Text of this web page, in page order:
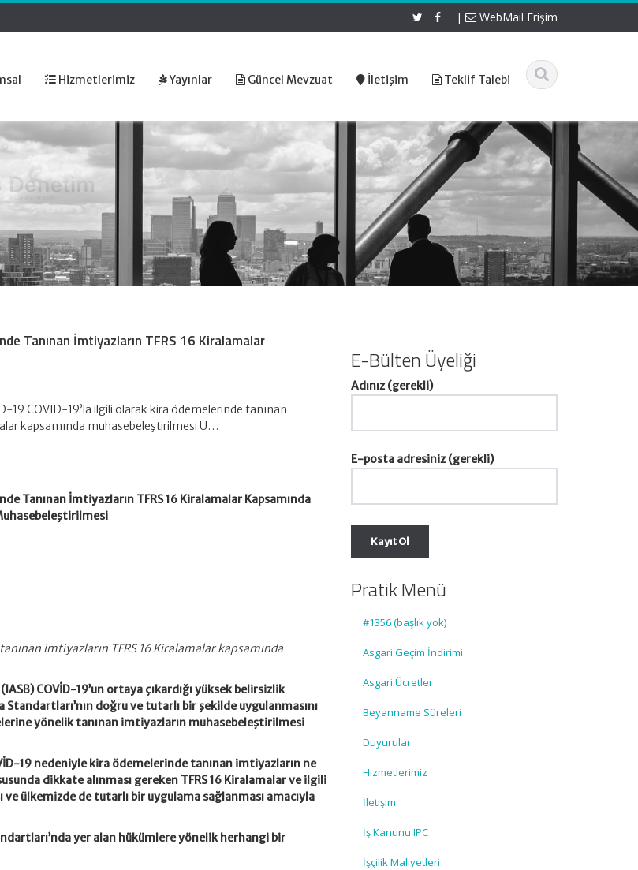
| WebMail Erişim
Hizmetlerimiz Yayınlar Güncel Mevzuat İletişim Teklif Talebi
Tanınan İmtiyazların TFRS 16 Kiralamalar
19 COVID-19’la ilgili olarak kira ödemelerinde tanınan
kapsamında muhasebeleştirilmesi U…
Tanınan İmtiyazların TFRS 16 Kiralamalar Kapsamında
imtiyazların TFRS 16 Kiralamalar kapsamında
COVİD-19’un ortaya çıkardığı yüksek belirsizlik
doğru ve tutarlı bir şekilde uygulanmasını
yönelik tanınan imtiyazların muhasebeleştirilmesi
19 nedeniyle kira ödemelerinde tanınan imtiyazların ne
dikkate alınması gereken TFRS 16 Kiralamalar ve ilgili
ülkemizde de tutarlı bir uygulama sağlanması amacıyla
yer alan hükümlere yönelik herhangi bir
E-Bülten Üyeliği
Adınız (gerekli)
E-posta adresiniz (gerekli)
Pratik Menü
#1356 (başlık yok)
Asgari Geçim İndirimi
Asgari Ücretler
Beyanname Süreleri
Duyurular
Hizmetlerimiz
İletişim
İş Kanunu IPC
İşçilik Maliyetleri